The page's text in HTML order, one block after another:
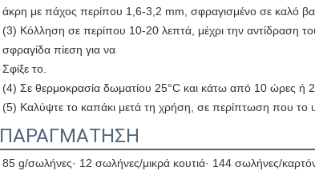
άκρη με πάχος περίπου 1,6-3,2 mm, σφραγισμένο σε καλό
(3) Κόλληση σε περίπου 10-20 λεπτά, μέχρι την αντίδραση
σφραγίδα πίεση για να
Σφίξε το.
(4) Σε θερμοκρασία δωματίου 25°C και κάτω από 10 ώρες ή
(5) Καλύψτε το καπάκι μετά τη χρήση, σε περίπτωση που το
ΠΑΡΑΓΜΑΤΗΣΗ
85 g/σωλήνες· 12 σωλήνες/μικρά κουτιά· 144 σωλήνες/